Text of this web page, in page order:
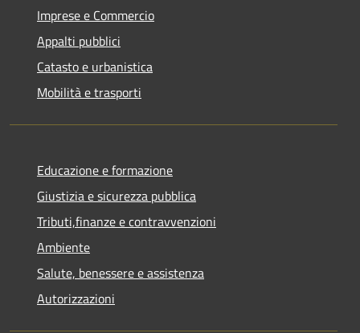
Imprese e Commercio
Appalti pubblici
Catasto e urbanistica
Mobilità e trasporti
Educazione e formazione
Giustizia e sicurezza pubblica
Tributi,finanze e contravvenzioni
Ambiente
Salute, benessere e assistenza
Autorizzazioni